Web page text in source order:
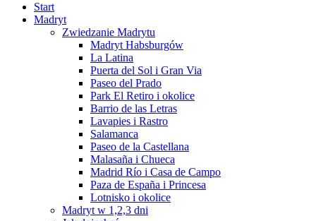
Start
Madryt
Zwiedzanie Madrytu
Madryt Habsburgów
La Latina
Puerta del Sol i Gran Via
Paseo del Prado
Park El Retiro i okolice
Barrio de las Letras
Lavapies i Rastro
Salamanca
Paseo de la Castellana
Malasaña i Chueca
Madrid Río i Casa de Campo
Paza de España i Princesa
Lotnisko i okolice
Madryt w 1,2,3 dni